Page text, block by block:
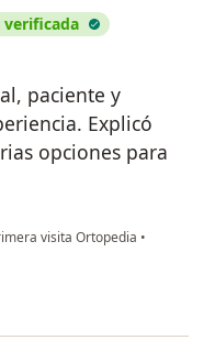
verificada
paciente y
Explicó
opciones para
visita Ortopedia •